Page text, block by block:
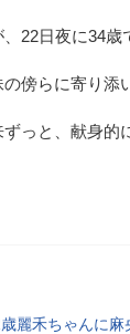
22日夜に34歳
傍らに寄り添
っと、献身的
麗禾ちゃんに麻